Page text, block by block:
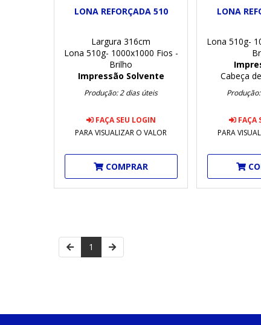
LONA REFORÇADA 510
Largura 316cm
Lona 510g- 1000x1000 Fios -
Brilho
Impressão Solvente
Produção: 2 dias úteis
FAÇA SEU LOGIN
PARA VISUALIZAR O VALOR
COMPRAR
LONA
Lona 510g-
Cabeça
FAÇA
PARA
1